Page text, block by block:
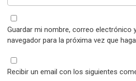
Guardar mi nombre, correo electrónico
navegador para la próxima vez que
Recibir un email con los siguientes